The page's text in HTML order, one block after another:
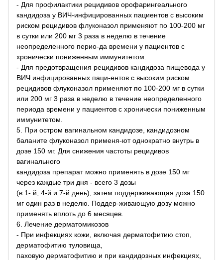
- Для профилактики рецидивов орофарингеального
кандидоза у ВИЧ-инфицированных пациентов с высоким
риском рецидивов флуконазол применяют по 100-200 мг
в сутки или 200 мг 3 раза в неделю в течение
неопределенного перио-да времени у пациентов с
хронически пониженным иммунитетом.
- Для предотвращения рецидивов кандидоза пищевода у
ВИЧ­ инфицированных паци-ентов с высоким риском
рецидивов флуконазол применяют по 100-200 мг в сутки
или 200 мг 3 раза в неделю в течение неопределенного
периода времени у пациентов с хронически пониженным
иммунитетом.
5. При остром вагинальном кандидозе, кандидозном
баланите флуконазол применя-ют однократно внутрь в
дозе 150 мг. Для снижения частоты рецидивов
вагинального
кандидоза препарат можно применять в дозе 150 мг
через каждые три дня - всего 3 дозы
(в 1- й, 4-й и 7-й день), затем поддерживающая доза 150
мг один раз в неделю. Поддер-живающую дозу можно
применять вплоть до 6 месяцев.
6. Лечение дерматомикозов
- При инфекциях кожи, включая дерматофитию стоп,
дерматофитию туловища,
паховую дерматофитию и при кандидозных инфекциях,